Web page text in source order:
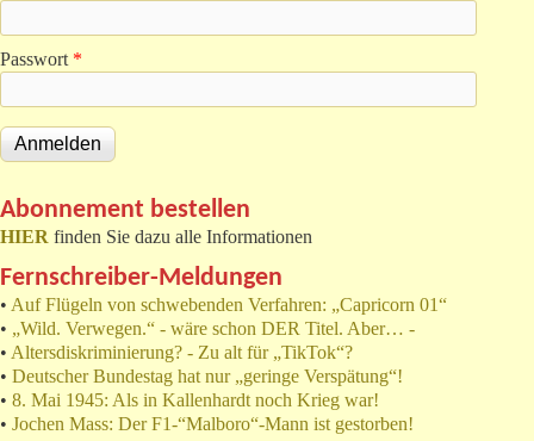
Passwort *
Abonnement bestellen
HIER finden Sie dazu alle Informationen
Fernschreiber-Meldungen
• Auf Flügeln von schwebenden Verfahren: „Capricorn 01“
• „Wild. Verwegen.“ - wäre schon DER Titel. Aber… -
• Altersdiskriminierung? - Zu alt für „TikTok“?
• Deutscher Bundestag hat nur „geringe Verspätung“!
• 8. Mai 1945: Als in Kallenhardt noch Krieg war!
• Jochen Mass: Der F1-“Malboro“-Mann ist gestorben!